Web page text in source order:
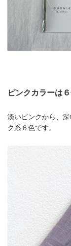
ピンクカラーは
淡いピンクから、
ク系６色です。